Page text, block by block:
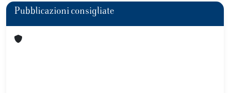
Pubblicazioni consigliate